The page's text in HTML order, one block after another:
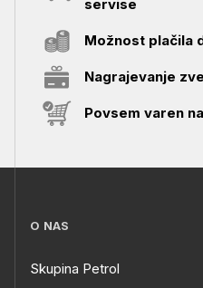
servise
Možnost plačila
Nagrajevanje
Povsem varen
O NAS
Skupina Petrol